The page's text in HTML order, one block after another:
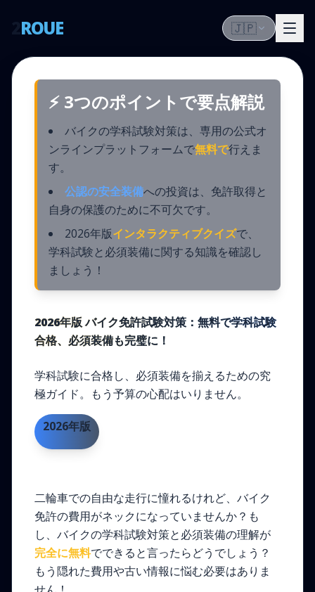
ROUE 🇯🇵
⚡ 3つのポイントで要点解説
バイクの学科試験対策は、専用の公式オ
ンラインプラットフォームで無料で行えま
す。
公認の安全装備への投資は、免許取得と
自身の保護のために不可欠です。
2026年版インタラクティブクイズで、
学科試験と必須装備に関する知識を確認し
ましょう！
2026年版 バイク免許試験対策：無料で学科試験
合格、必須装備も完璧に！
学科試験に合格し、必須装備を揃えるための究
極ガイド。もう予算の心配はいりません。
2026年版
二輪車での自由な走行に憧れるけれど、バイク
免許の費用がネックになっていませんか？も
し、バイクの学科試験対策と必須装備の理解が
完全に無料でできると言ったらどうでしょう？
もう隠れた費用や古い情報に悩む必要はありま